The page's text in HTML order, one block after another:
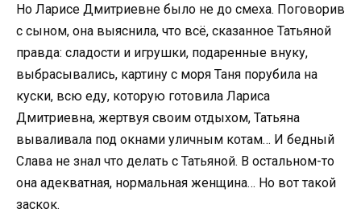
Но Ларисе Дмитриевне было не до смеха. Поговорив
с сыном, она выяснила, что всё, сказанное Татьяной
правда: сладости и игрушки, подаренные внуку,
выбрасывались, картину с моря Таня порубила на
куски, всю еду, которую готовила Лариса
Дмитриевна, жертвуя своим отдыхом, Татьяна
вываливала под окнами уличным котам… И бедный
Слава не знал что делать с Татьяной. В остальном-то
она адекватная, нормальная женщина… Но вот такой
заскок.